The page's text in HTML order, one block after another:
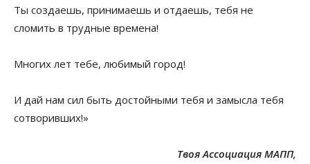
Ты создаешь, принимаешь и отдаешь, тебя не
сломить в трудные времена!
Многих лет тебе, любимый город!
И дай нам сил быть достойными тебя и замысла тебя
сотворивших!»
Твоя Ассоциация МАПП,